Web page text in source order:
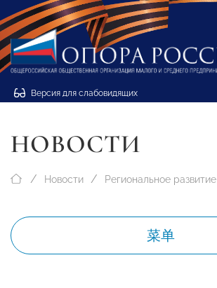
Версия для слабовидящих
НОВОСТИ
Новости Региональное развитие
菜单